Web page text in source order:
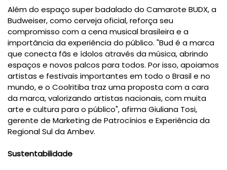
Além do espaço super badalado do Camarote BUDX, a
Budweiser, como cerveja oficial, reforça seu
compromisso com a cena musical brasileira e a
importância da experiência do público. "Bud é a marca
que conecta fãs e ídolos através da música, abrindo
espaços e novos palcos para todos. Por isso, apoiamos
artistas e festivais importantes em todo o Brasil e no
mundo, e o Coolritiba traz uma proposta com a cara
da marca, valorizando artistas nacionais, com muita
arte e cultura para o público", afirma Giuliana Tosi,
gerente de Marketing de Patrocínios e Experiência da
Regional Sul da Ambev.
Sustentabilidade